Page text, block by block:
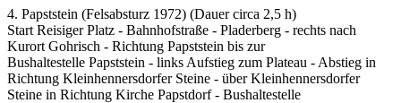
4. Papststein (Felsabsturz 1972) (Dauer circa 2,5 h)
Start Reisiger Platz - Bahnhofstraße - Pladerberg - rechts nach
Kurort Gohrisch - Richtung Papststein bis zur
Bushaltestelle Papststein - links Aufstieg zum Plateau - Abstieg in
Richtung Kleinhennersdorfer Steine - über Kleinhennersdorfer
Steine in Richtung Kirche Papstdorf - Bushaltestelle